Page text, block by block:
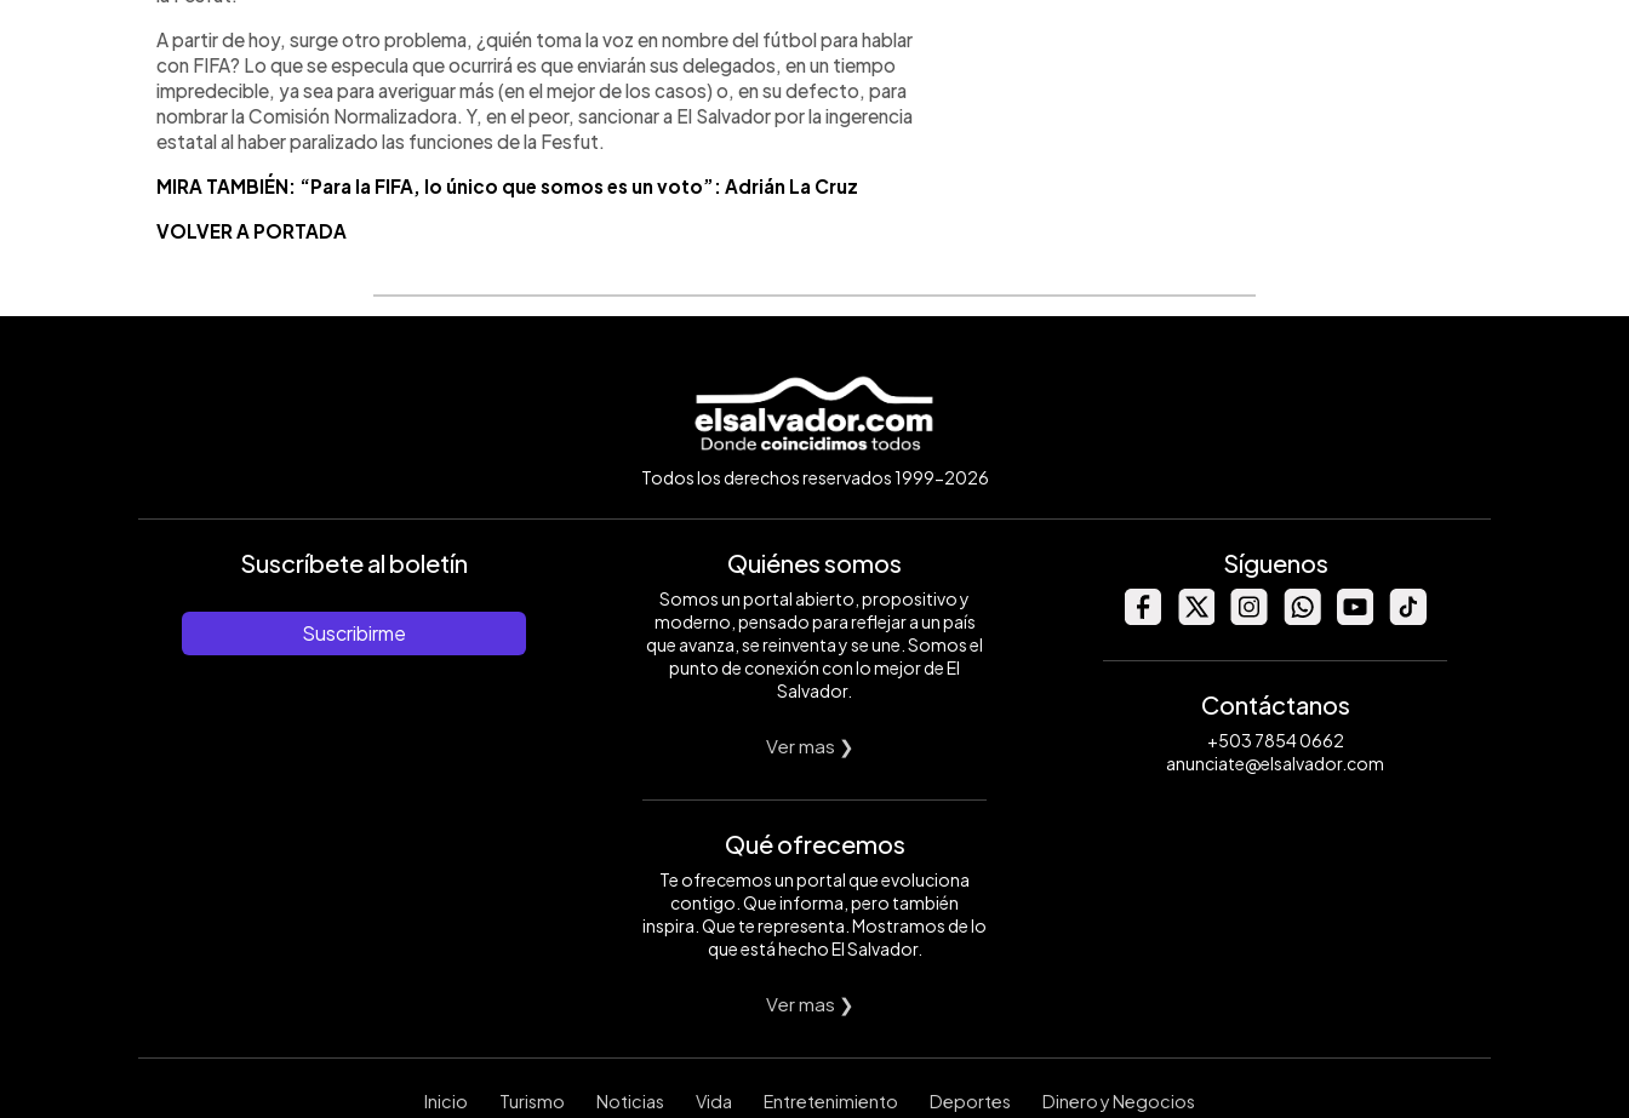
A partir de hoy, surge otro problema, ¿quién toma la voz en nombre del fútbol para hablar
con FIFA? Lo que se especula que ocurrirá es que enviarán sus delegados, en un tiempo
impredecible, ya sea para averiguar más (en el mejor de los casos) o, en su defecto, para
nombrar la Comisión Normalizadora. Y, en el peor, sancionar a El Salvador por la ingerencia
estatal al haber paralizado las funciones de la Fesfut.
MIRA TAMBIÉN: “Para la FIFA, lo único que somos es un voto”: Adrián La Cruz
VOLVER A PORTADA
Todos los derechos reservados 1999-2026
Suscríbete al boletín
Suscribirme
Quiénes somos
Somos un portal abierto, propositivo y
moderno, pensado para reflejar a un país
que avanza, se reinventa y se une. Somos el
punto de conexión con lo mejor de El
Salvador.
Ver mas ❯
Qué ofrecemos
Te ofrecemos un portal que evoluciona
contigo. Que informa, pero también
inspira. Que te representa. Mostramos de lo
que está hecho El Salvador.
Ver mas ❯
Síguenos
Contáctanos
+503 7854 0662
anunciate@elsalvador.com
Inicio Turismo Noticias Vida Entretenimiento Deportes Dinero y Negocios